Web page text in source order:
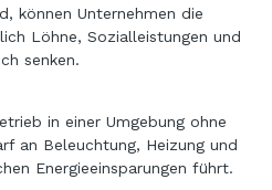
können Unternehmen die
Löhne, Sozialleistungen und
senken.
in einer Umgebung ohne
an Beleuchtung, Heizung und
Energieeinsparungen führt.